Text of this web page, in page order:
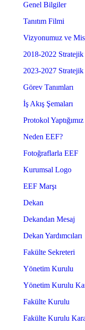
Genel Bilgiler
Tanıtım Filmi
Vizyonumuz ve
2018-2022 Stratejik
2023-2027 Stratejik
Görev Tanımları
İş Akış Şemaları
Protokol
Neden EEF?
Fotoğraflarla EEF
Kurumsal Logo
EEF Marşı
Dekan
Dekandan Mesaj
Dekan Yardımcıları
Fakülte Sekreteri
Yönetim Kurulu
Yönetim Kurulu
Fakülte Kurulu
Fakülte Kurulu